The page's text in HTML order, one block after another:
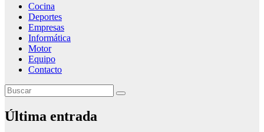
Cocina
Deportes
Empresas
Informática
Motor
Equipo
Contacto
Última entrada